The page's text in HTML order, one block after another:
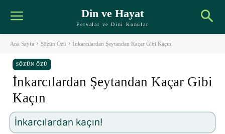
Din ve Hayat
Fetvalar ve Dini Konular
Ana Sayfa Sözün Özü İnkarcılardan Şeytandan Kaçar Gibi Kaçın
SÖZÜN ÖZÜ
İnkarcılardan Şeytandan Kaçar Gibi
Kaçın
İnkarcılardan kaçın!